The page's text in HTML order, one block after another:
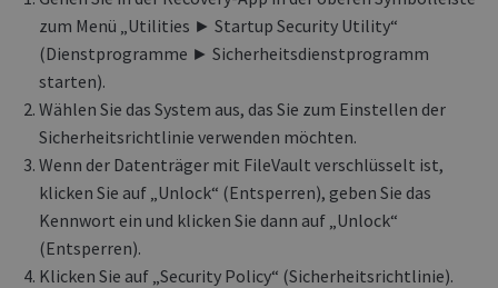
zum Menü „Utilities ► Startup Security Utility“
(Dienstprogramme ► Sicherheitsdienstprogramm
starten).
Wählen Sie das System aus, das Sie zum Einstellen der
Sicherheitsrichtlinie verwenden möchten.
Wenn der Datenträger mit FileVault verschlüsselt ist,
klicken Sie auf „Unlock“ (Entsperren), geben Sie das
Kennwort ein und klicken Sie dann auf „Unlock“
(Entsperren).
Klicken Sie auf „Security Policy“ (Sicherheitsrichtlinie).